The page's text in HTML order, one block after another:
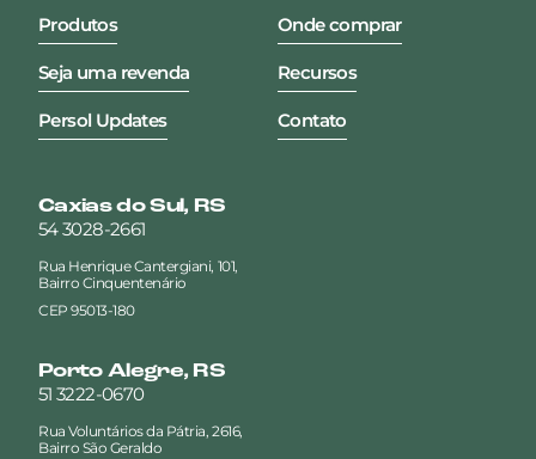
Produtos Onde comprar
Seja uma revenda Recursos
Persol Updates Contato
Caxias do Sul, RS
54 3028-2661
Rua Henrique Cantergiani, 101,
Bairro Cinquentenário
CEP 95013-180
Porto Alegre, RS
51 3222-0670
Rua Voluntários da Pátria, 2616,
Bairro São Geraldo